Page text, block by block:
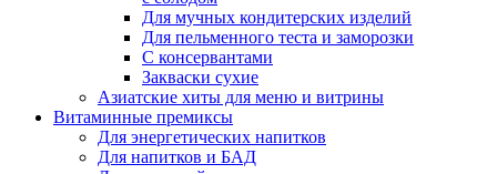
Для мучных кондитерских изделий
Для пельменного теста и заморозки
С консервантами
Закваски сухие
Азиатские хиты для меню и витрины
Витаминные премиксы
Для энергетических напитков
Для напитков и БАД